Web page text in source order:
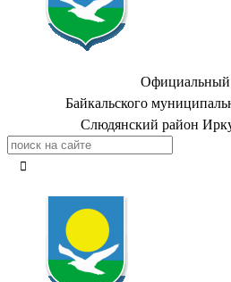
Официальный
Байкальского
Слюдянский район